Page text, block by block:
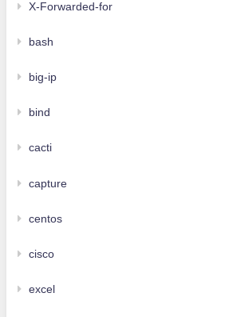
X-Forwarded-for
bash
big-ip
bind
cacti
capture
centos
cisco
excel